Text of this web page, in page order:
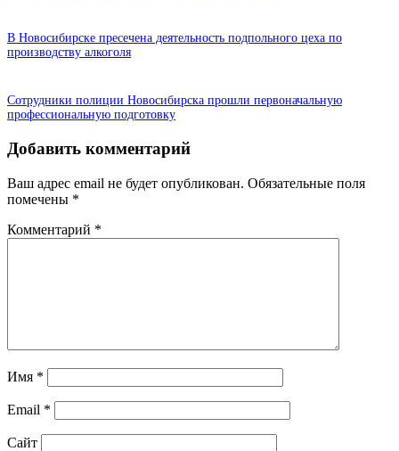
В Новосибирске пресечена деятельность подпольного цеха по
производству алкоголя
Сотрудники полиции Новосибирска прошли первоначальную
профессиональную подготовку
Добавить комментарий
Ваш адрес email не будет опубликован. Обязательные поля
помечены *
Комментарий *
Имя *
Email *
Сайт